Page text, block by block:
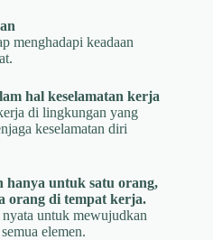
menghadapi keadaan
hal keselamatan kerja
di lingkungan yang
keselamatan diri
hanya untuk satu orang,
orang di tempat kerja.
untuk mewujudkan
elemen.